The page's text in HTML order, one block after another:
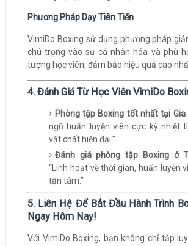
Phương Pháp Dạy Tiên Tiến
VimiDo Boxing sử dụng phương pháp
chú trọng vào sự cá nhân hóa và phù
tượng học viên, đảm bảo hiệu quả cao
4. Đánh Giá Từ Học Viên VimiDo
Phòng tập Boxing tốt nhất tại Gia
ngũ huấn luyện viên cực kỳ nhiệt
vật chất hiện đại.”
Đánh giá phòng tập Boxing ở
“Linh hoạt về thời gian, huấn luyện
tận tâm.”
5. Liên Hệ Để Bắt Đầu Hành Trình
Ngay Hôm Nay!
Với VimiDo Boxing, bạn không chỉ tập